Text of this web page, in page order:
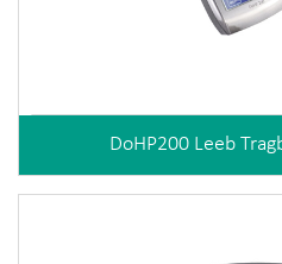
DoHP200 Leeb